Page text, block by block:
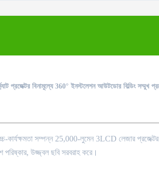
প্রজেক্টর বিনামূল্যে 360° ইনস্টলেশন আউটডোর বিল্ডিং সম্মুখ
কার্যক্ষমতা সম্পন্ন 25,000-লুমেন 3LCD লেজার
পরিষ্কার, উজ্জ্বল ছবি সরবরাহ করে।